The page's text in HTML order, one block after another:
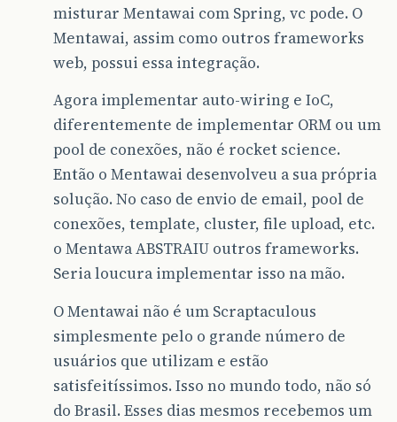
misturar Mentawai com Spring, vc pode. O
Mentawai, assim como outros frameworks
web, possui essa integração.
Agora implementar auto-wiring e IoC,
diferentemente de implementar ORM ou um
pool de conexões, não é rocket science.
Então o Mentawai desenvolveu a sua própria
solução. No caso de envio de email, pool de
conexões, template, cluster, file upload, etc.
o Mentawa ABSTRAIU outros frameworks.
Seria loucura implementar isso na mão.
O Mentawai não é um Scraptaculous
simplesmente pelo o grande número de
usuários que utilizam e estão
satisfeitíssimos. Isso no mundo todo, não só
do Brasil. Esses dias mesmos recebemos um